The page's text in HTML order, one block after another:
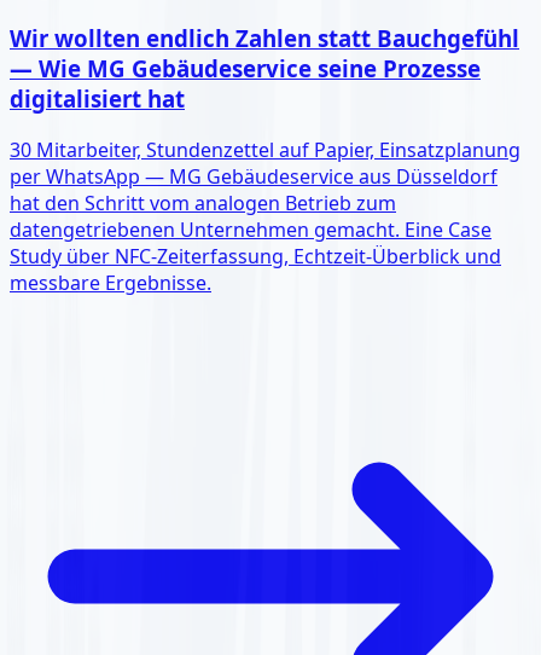
Wir wollten endlich Zahlen statt Bauchgefühl
— Wie MG Gebäudeservice seine Prozesse
digitalisiert hat
30 Mitarbeiter, Stundenzettel auf Papier, Einsatzplanung
per WhatsApp — MG Gebäudeservice aus Düsseldorf
hat den Schritt vom analogen Betrieb zum
datengetriebenen Unternehmen gemacht. Eine Case
Study über NFC-Zeiterfassung, Echtzeit-Überblick und
messbare Ergebnisse.